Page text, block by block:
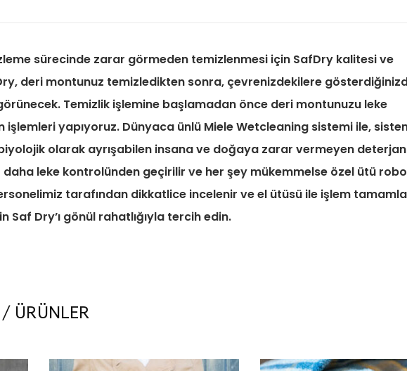
sürecinde zarar görmeden temizlenmesi için SafDry kalitesi ve
deri montunuz temizledikten sonra, çevrenizdekilere
Temizlik işlemine başlamadan önce deri montunuzu leke
yapıyoruz. Dünyaca ünlü Miele Wetcleaning sistemi ile,
olarak ayrışabilen insana ve doğaya zarar vermeyen
leke kontrolünden geçirilir ve her şey mükemmelse özel ütü
tarafından dikkatlice incelenir ve el ütüsü ile işlem
Dry’ı gönül rahatlığıyla tercih edin.
ÜRÜNLER